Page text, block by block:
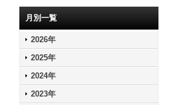
月別一覧
2026年
2025年
2024年
2023年